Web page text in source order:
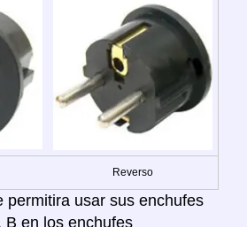
Reverso
permitira usar sus enchufes
B en los enchufes